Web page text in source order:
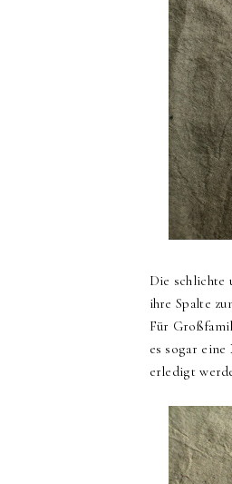
Die schlichte
ihre Spalte
Für
es sogar
erledigt